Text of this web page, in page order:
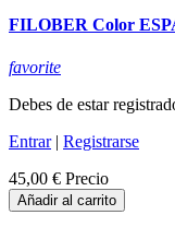
FILOBER Color
favorite
Debes de estar
Entrar| Registrarse
45,00 € Precio
Añadir al carrito